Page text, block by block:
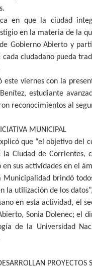
en que la ciudad
en la materia de la
Gobierno Abierto y
cada ciudadano pueda
este viernes con la
estudiante
reconocimientos al
MUNICIPAL
que “el objetivo del
la Ciudad de Corrientes,
en sus actividades en el
Municipalidad brindó
la utilización de los
en esta actividad, el
Sonia Dolenec; el
de la Universidad